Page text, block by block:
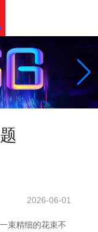
2026-06-01
束精细的花束不